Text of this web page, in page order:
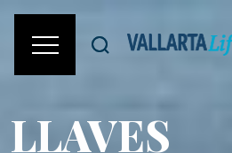
LLAVES